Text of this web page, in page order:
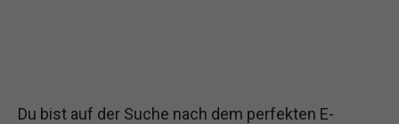
Du bist auf der Suche nach dem perfekten E-